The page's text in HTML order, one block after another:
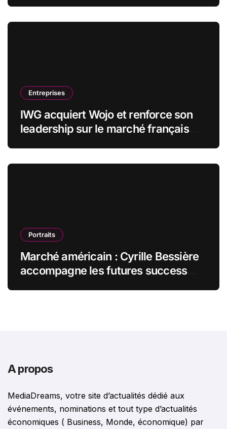
Entreprises
IWG acquiert Wojo et renforce son
leadership sur le marché français
Portraits
Marché américain : Cyrille Bessière
accompagne les futures success
A propos
MediaDreams, votre site d’actualités dédié aux
événements, nominations et tout type d’actualités
économiques ( Business, Monde, économique) par